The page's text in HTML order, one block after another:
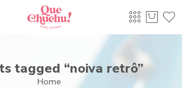
tagged “noiva retrô”
Home